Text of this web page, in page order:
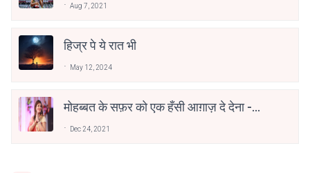
Aug 7, 2021
हिज्र पे ये रात भी
May 12, 2024
मोहब्बत के सफ़र को एक हँसी आग़ाज़ दे देना -
Dec 24, 2021